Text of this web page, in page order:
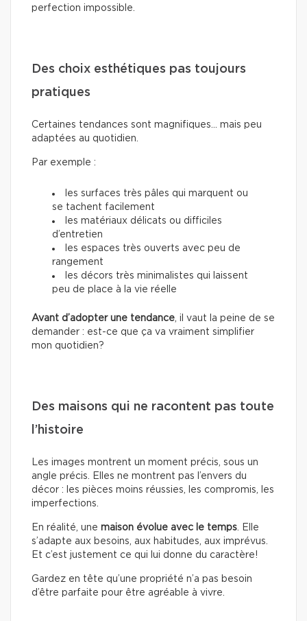
perfection impossible.
Des choix esthétiques pas toujours
pratiques
Certaines tendances sont magnifiques… mais peu
adaptées au quotidien.
Par exemple :
les surfaces très pâles qui marquent ou
se tachent facilement
les matériaux délicats ou difficiles
d’entretien
les espaces très ouverts avec peu de
rangement
les décors très minimalistes qui laissent
peu de place à la vie réelle
Avant d’adopter une tendance , il vaut la peine de se
demander : est-ce que ça va vraiment simplifier
mon quotidien?
Des maisons qui ne racontent pas toute
l’histoire
Les images montrent un moment précis, sous un
angle précis. Elles ne montrent pas l’envers du
décor : les pièces moins réussies, les compromis, les
imperfections.
En réalité, une maison évolue avec le temps . Elle
s’adapte aux besoins, aux habitudes, aux imprévus.
Et c’est justement ce qui lui donne du caractère!
Gardez en tête qu’une propriété n’a pas besoin
d’être parfaite pour être agréable à vivre.